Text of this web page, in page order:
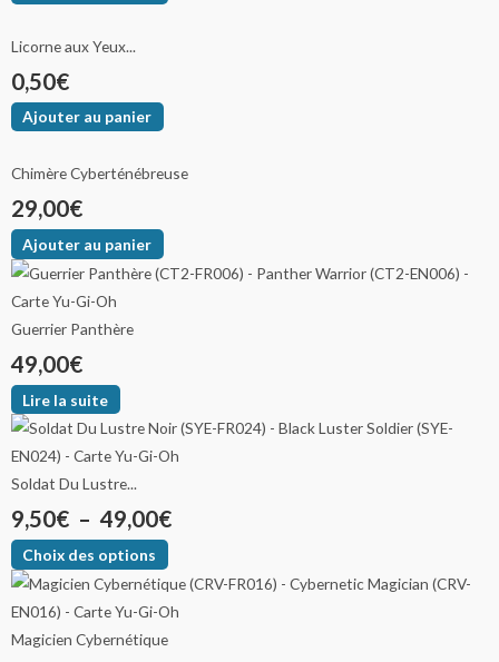
Licorne aux Yeux...
0,50€
Ajouter au panier
Chimère Cyberténébreuse
29,00€
Ajouter au panier
Guerrier Panthère
49,00€
Lire la suite
Soldat Du Lustre...
9,50€ – 49,00€
Choix des options
Magicien Cybernétique